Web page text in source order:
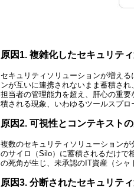
原因1. 複雑化したセキュリテ
セキュリティソリューションが増え
ンが互いに連携されないまま蓄積さ
担当者の管理能力を超え、肝心の重
積される現象、いわゆるツールスプ
原因2. 可視性とコンテキスト
複数のセキュリティソリューション
のサイロ（Silo）に蓄積されるだけで
の死角が生じ、未承認のIT資産（シ
原因3. 分断されたセキュリテ